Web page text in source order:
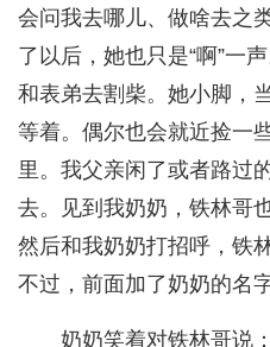
会问我去哪儿、做啥去之
了以后，她也只是“啊”一
和表弟去割柴。她小脚，
等着。偶尔也会就近捡一
里。我父亲闲了或者路过
去。见到我奶奶，铁林哥
然后和我奶奶打招呼，铁
不过，前面加了奶奶的名字
奶奶笑着对铁林哥说